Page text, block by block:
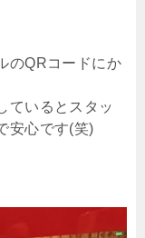
のQRコードにか
ているとスタッ
安心です(笑)